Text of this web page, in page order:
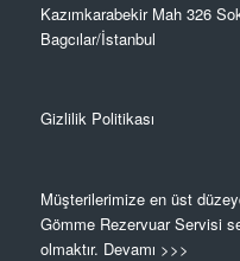
Kazımkarabekir Mah 326
Bagcılar/İstanbul
Gizlilik Politikası
Müşterilerimize en üst
Gömme Rezervuar Servisi
olmaktır. Devamı >>>